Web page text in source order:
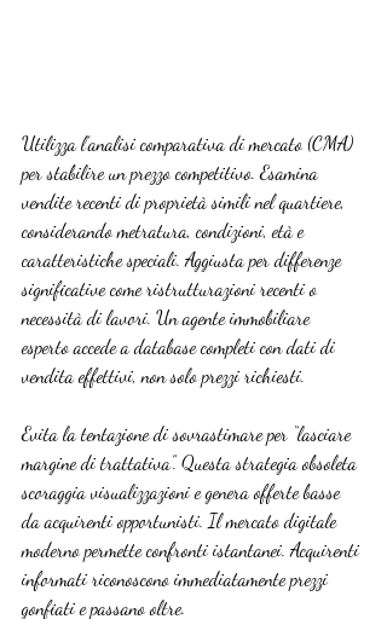
Utilizza l’analisi comparativa di mercato (CMA)
per stabilire un prezzo competitivo. Esamina
vendite recenti di proprietà simili nel quartiere,
considerando metratura, condizioni, età e
caratteristiche speciali. Aggiusta per differenze
significative come ristrutturazioni recenti o
necessità di lavori. Un agente immobiliare
esperto accede a database completi con dati di
vendita effettivi, non solo prezzi richiesti.
Evita la tentazione di sovrastimare per “lasciare
margine di trattativa”. Questa strategia obsoleta
scoraggia visualizzazioni e genera offerte basse
da acquirenti opportunisti. Il mercato digitale
moderno permette confronti istantanei. Acquirenti
informati riconoscono immediatamente prezzi
gonfiati e passano oltre.